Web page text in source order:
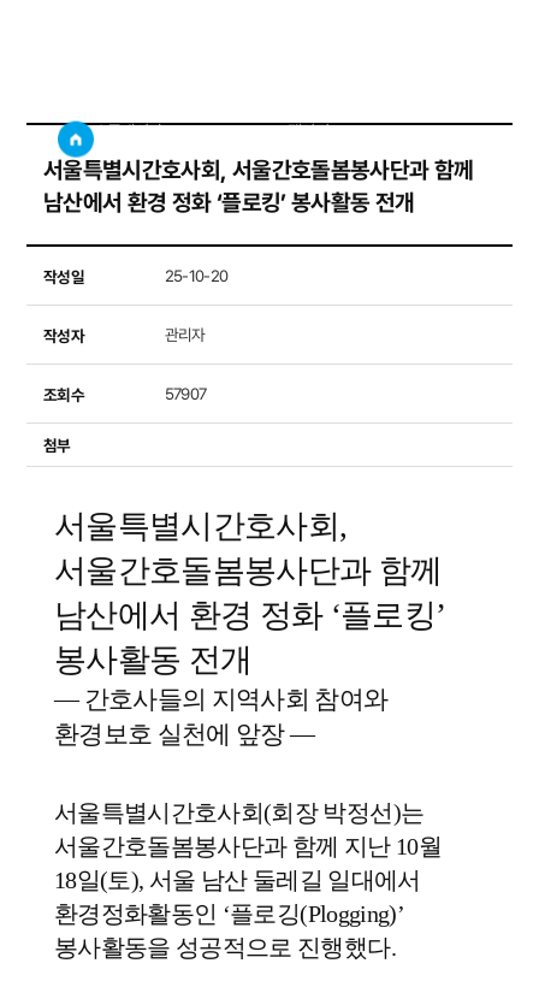
소통게시판 갤러리
서울특별시간호사회, 서울간호돌봄봉사단과 함께
남산에서 환경 정화 ‘플로킹’ 봉사활동 전개
작성일 25-10-20
작성자 관리자
조회수 57907
첨부
서울특별시간호사회 ,
서울간호돌봄봉사단과 함께
남산에서 환경 정화 ‘플로킹’
봉사활동 전개
— 간호사들의 지역사회 참여와
환경보호 실천에 앞장—
서울특별시간호사회(회장 박정선)는
서울간호돌봄봉사단과 함께 지난 10월
18일(토), 서울 남산 둘레길 일대에서
환경정화활동인 ‘플로깅(Plogging)’
봉사활동을 성공적으로 진행했다.